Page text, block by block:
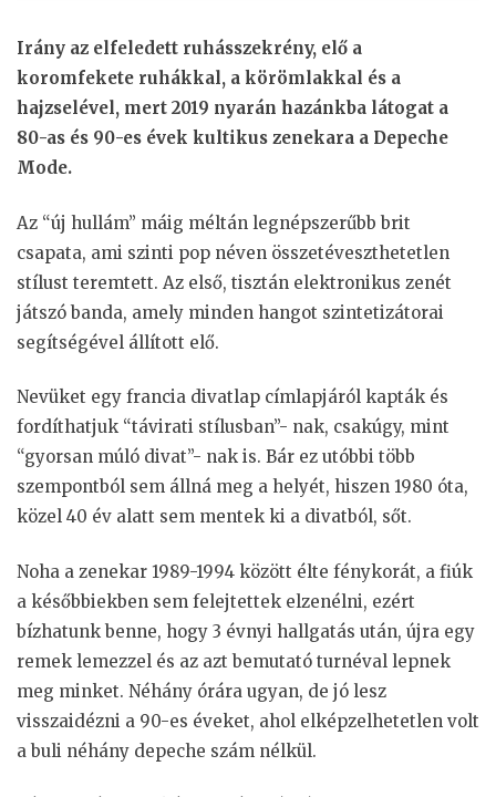
Irány az elfeledett ruhásszekrény, elő a
koromfekete ruhákkal, a körömlakkal és a
hajzselével, mert 2019 nyarán hazánkba látogat a
80-as és 90-es évek kultikus zenekara a Depeche
Mode.
Az “új hullám” máig méltán legnépszerűbb brit
csapata, ami szinti pop néven összetéveszthetetlen
stílust teremtett. Az első, tisztán elektronikus zenét
játszó banda, amely minden hangot szintetizátorai
segítségével állított elő.
Nevüket egy francia divatlap címlapjáról kapták és
fordíthatjuk “távirati stílusban”- nak, csakúgy, mint
“gyorsan múló divat”- nak is. Bár ez utóbbi több
szempontból sem állná meg a helyét, hiszen 1980 óta,
közel 40 év alatt sem mentek ki a divatból, sőt.
Noha a zenekar 1989-1994 között élte fénykorát, a fiúk
a későbbiekben sem felejtettek elzenélni, ezért
bízhatunk benne, hogy 3 évnyi hallgatás után, újra egy
remek lemezzel és az azt bemutató turnéval lepnek
meg minket. Néhány órára ugyan, de jó lesz
visszaidézni a 90-es éveket, ahol elképzelhetetlen volt
a buli néhány depeche szám nélkül.